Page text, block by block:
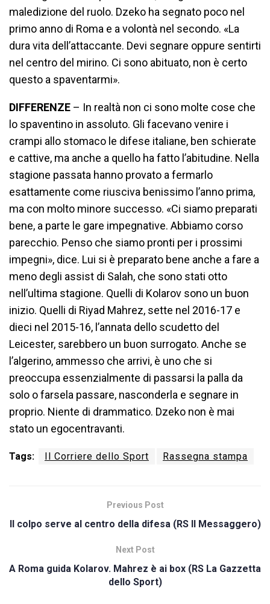
maledizione del ruolo. Dzeko ha segnato poco nel
primo anno di Roma e a volontà nel secondo. «La
dura vita dell’attaccante. Devi segnare oppure sentirti
nel centro del mirino. Ci sono abituato, non è certo
questo a spaventarmi».
DIFFERENZE – In realtà non ci sono molte cose che
lo spaventino in assoluto. Gli facevano venire i
crampi allo stomaco le difese italiane, ben schierate
e cattive, ma anche a quello ha fatto l’abitudine. Nella
stagione passata hanno provato a fermarlo
esattamente come riusciva benissimo l’anno prima,
ma con molto minore successo. «Ci siamo preparati
bene, a parte le gare impegnative. Abbiamo corso
parecchio. Penso che siamo pronti per i prossimi
impegni», dice. Lui si è preparato bene anche a fare a
meno degli assist di Salah, che sono stati otto
nell’ultima stagione. Quelli di Kolarov sono un buon
inizio. Quelli di Riyad Mahrez, sette nel 2016-17 e
dieci nel 2015-16, l’annata dello scudetto del
Leicester, sarebbero un buon surrogato. Anche se
l’algerino, ammesso che arrivi, è uno che si
preoccupa essenzialmente di passarsi la palla da
solo o farsela passare, nasconderla e segnare in
proprio. Niente di drammatico. Dzeko non è mai
stato un egocentravanti.
Tags: Il Corriere dello Sport Rassegna stampa
Previous Post
Il colpo serve al centro della difesa (RS Il Messaggero)
Next Post
A Roma guida Kolarov. Mahrez è ai box (RS La Gazzetta
dello Sport)